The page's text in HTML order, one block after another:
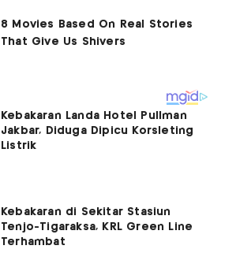
Kebakaran Landa Hotel Pullman
Jakbar, Diduga Dipicu Korsleting
Listrik
Kebakaran di Sekitar Stasiun
Tenjo-Tigaraksa, KRL Green Line
Terhambat